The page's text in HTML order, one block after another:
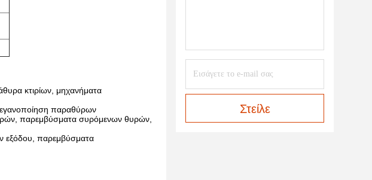
κτιρίων, μηχανήματα
παραθύρων
παρεμβύσματα συρόμενων θυρών,
εξόδου, παρεμβύσματα
Στείλε